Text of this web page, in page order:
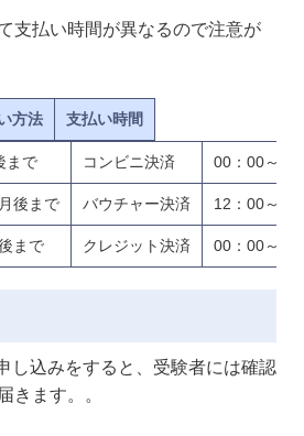
支払い時間が異なるので注意が
方法 支払い時間
まで コンビニ決済 00：00～23
後まで バウチャー決済 12：00～23
まで クレジット決済 00：00～11
し込みをすると、受験者には確認
きます。。